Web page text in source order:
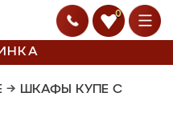
0
→ ШКАФЫ КУПЕ С